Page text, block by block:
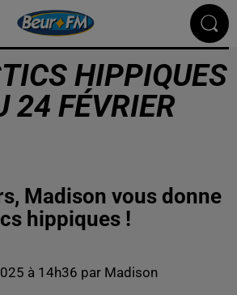
HIPPIQUES
24 FÉVRIER
Madison vous donne
hippiques !
à 14h36 par Madison